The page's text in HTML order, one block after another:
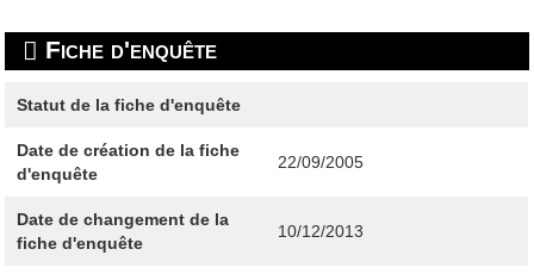
Fiche d'enquête
Statut de la fiche d'enquête
Date de création de la fiche
d'enquête
22/09/2005
Date de changement de la
fiche d'enquête
10/12/2013